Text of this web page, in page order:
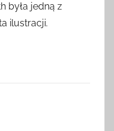
była jedną z
ilustracji.